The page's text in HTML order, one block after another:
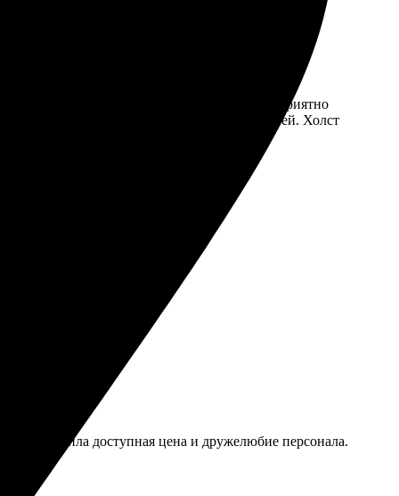
выбрала фото, загрузила его на сайт. Приятно
Получила заказ через несколько дней. Холст
превзошел ожидания!
удивила доступная цена и дружелюбие персонала.